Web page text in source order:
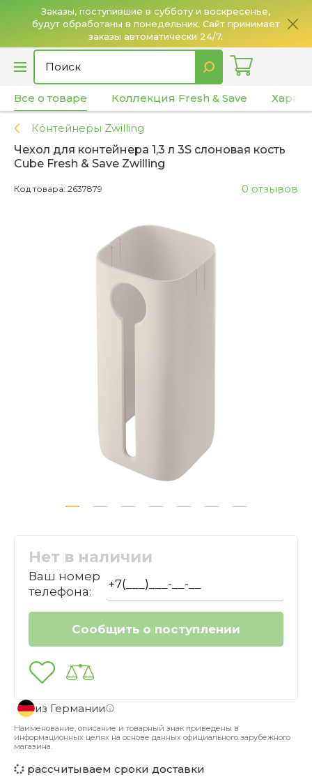
Заказы, поступившие в субботу и воскресенье,
будут обработаны в понедельник. Сайт принимает
заказы автоматически 24/7.
Все о товаре Коллекция Fresh & Save
Контейнеры Zwilling
Чехол для контейнера 1,3 л 3S слоновая кость
Cube Fresh & Save Zwilling
0 отзывов
Код товара: 2637879
Нет в наличии
Ваш номер
телефона:
из Германии
Наименование, описание и товарный знак приведены в
информационных целях на основе данных официального зарубежного
магазина.
рассчитываем сроки доставки